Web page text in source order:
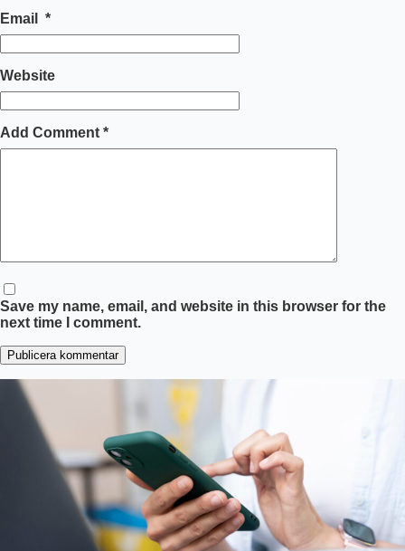
Email *
Website
Add Comment *
Save my name, email, and website in this browser for the
next time I comment.
Publicera kommentar